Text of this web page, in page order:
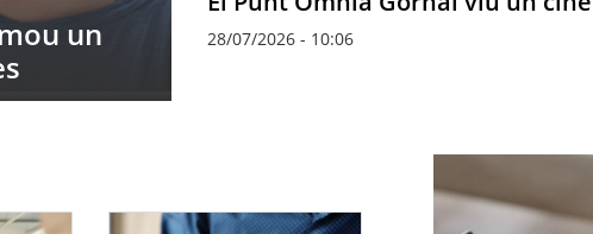
un
L’Institut Català de les
28/07/2026 - 10:06